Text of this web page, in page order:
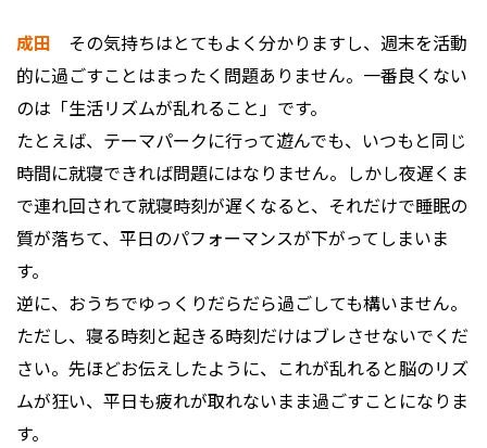
成田 その気持ちはとてもよく分かりますし、週末を活動
的に過ごすことはまったく問題ありません。一番良くない
のは「生活リズムが乱れること」です。
たとえば、テーマパークに行って遊んでも、いつもと同じ
時間に就寝できれば問題にはなりません。しかし夜遅くま
で連れ回されて就寝時刻が遅くなると、それだけで睡眠の
質が落ちて、平日のパフォーマンスが下がってしまいま
す。
逆に、おうちでゆっくりだらだら過ごしても構いません。
ただし、寝る時刻と起きる時刻だけはブレさせないでくだ
さい。先ほどお伝えしたように、これが乱れると脳のリズ
ムが狂い、平日も疲れが取れないまま過ごすことになりま
す。